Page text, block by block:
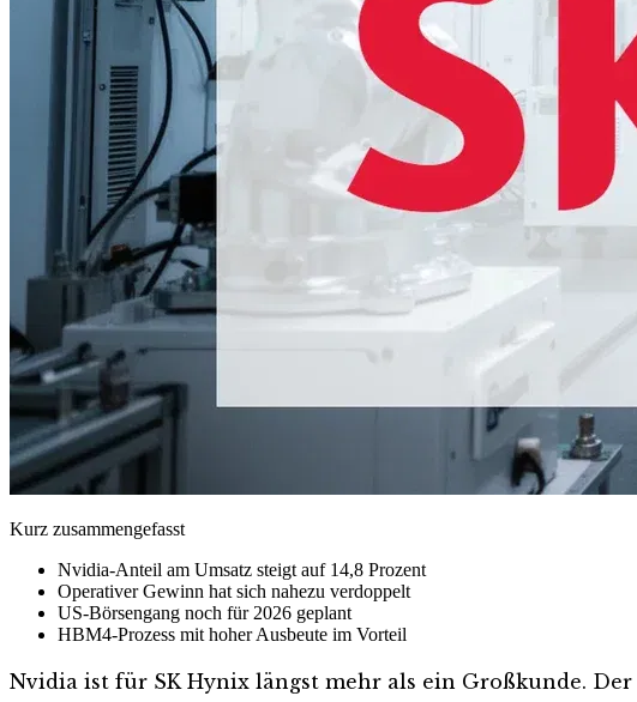
Kurz zusammengefasst
Nvidia-Anteil am Umsatz steigt auf 14,8 Prozent
Operativer Gewinn hat sich nahezu verdoppelt
US-Börsengang noch für 2026 geplant
HBM4-Prozess mit hoher Ausbeute im Vorteil
Nvidia ist für SK Hynix längst mehr als ein Großkunde.